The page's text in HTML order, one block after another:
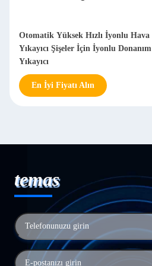
Otomatik Yüksek Hızlı İyonlu Hava
Yıkayıcı Şişeler İçin İyonlu Donanım
Yıkayıcı
En İyi Fiyatı Alın
temas